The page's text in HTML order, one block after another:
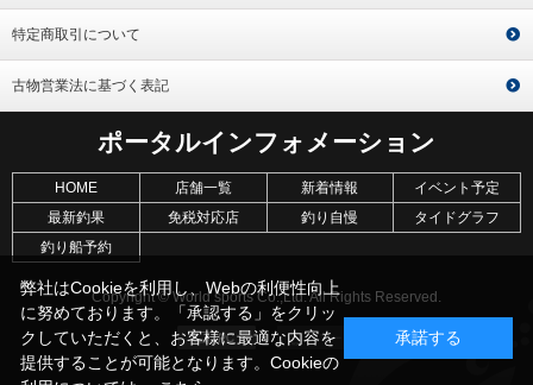
特定商取引について
古物営業法に基づく表記
ポータルインフォメーション
HOME 店舗一覧 新着情報
イベント予定
最新釣果
免税対応店 釣り自慢
タイドグラフ
釣り船予約
Copyright © World sports Co.,Ltd. All Rights Reserved.
弊社はCookieを利用し、Webの利便性向上
に努めております。「承認する」をクリッ
クしていただくと、お客様に最適な内容を
提供することが可能となります。Cookieの
承諾する